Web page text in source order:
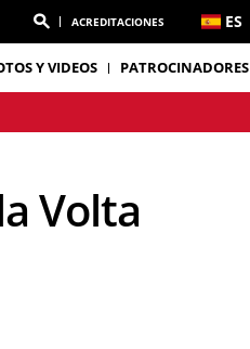
ACREDITACIONES ES
Y VIDEOS PATROCINADORES
Volta